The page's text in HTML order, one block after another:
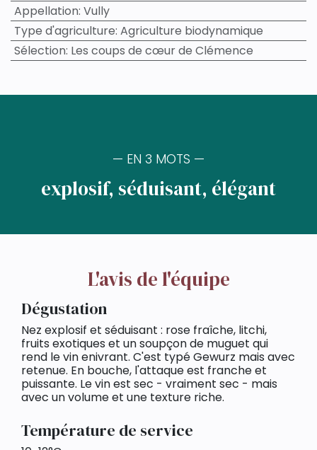
Appellation: Vully
Type d'agriculture: Agriculture biodynamique
Sélection: Les coups de cœur de Clémence
— EN 3 MOTS —
explosif, séduisant, élégant
L'avis de l'équipe
Dégustation
Nez explosif et séduisant : rose fraîche, litchi,
fruits exotiques et un soupçon de muguet qui
rend le vin enivrant. C'est typé Gewurz mais avec
retenue. En bouche, l'attaque est franche et
puissante. Le vin est sec - vraiment sec - mais
avec un volume et une texture riche.
Température de service